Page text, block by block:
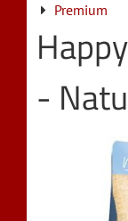
Premium
-